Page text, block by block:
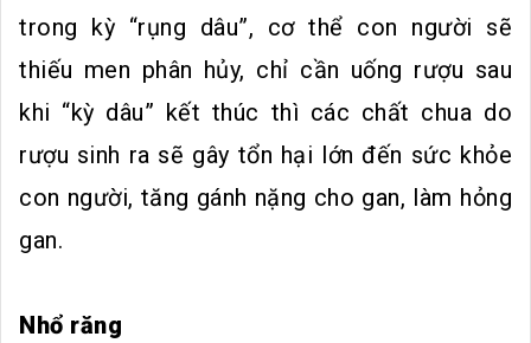
trong kỳ “rụng dâu”, cơ thể con người sẽ
thiếu men phân hủy, chỉ cần uống rượu sau
khi “kỳ dâu” kết thúc thì các chất chua do
rượu sinh ra sẽ gây tổn hại lớn đến sức khỏe
con người, tăng gánh nặng cho gan, làm hỏng
gan.
Nhổ răng